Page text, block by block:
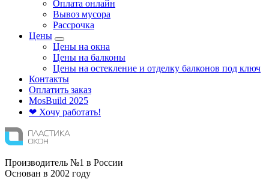
Оплата онлайн
Вывоз мусора
Рассрочка
Цены
Цены на окна
Цены на балконы
Цены на остекление и отделку балконов под ключ
Контакты
Оплатить заказ
MosBuild 2025
❤ Хочу работать!
Производитель №1 в России
Основан в 2002 году